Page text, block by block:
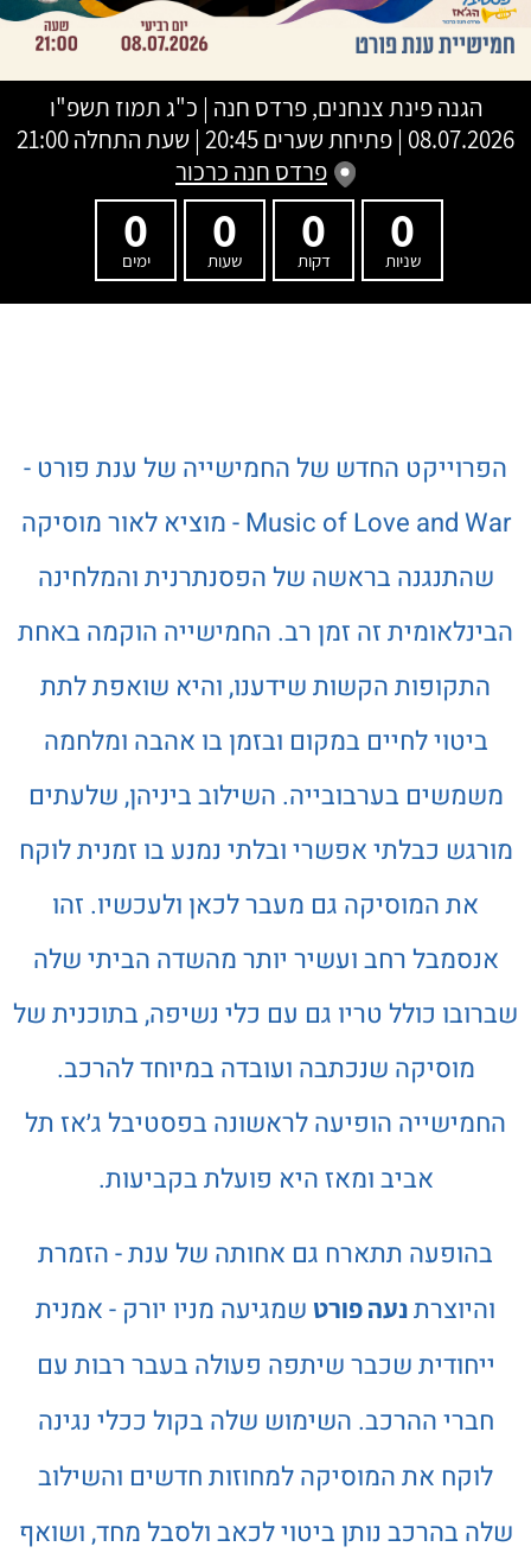
הגנה פינת צנחנים, פרדס חנה | כ"ג תמוז תשפ"ו
08.07.2026 | פתיחת שערים 20:45 | שעת התחלה 21:00
פרדס חנה כרכור
0
שניות
0
דקות
0
שעות
0
ימים
הפרוייקט החדש של החמישייה של ענת פורט -
Music of Love and War - מוציא לאור מוסיקה
שהתנגנה בראשה של הפסנתרנית והמלחינה
הבינלאומית זה זמן רב. החמישייה הוקמה באחת
התקופות הקשות שידענו, והיא שואפת לתת
ביטוי לחיים במקום ובזמן בו אהבה ומלחמה
משמשים בערבובייה. השילוב ביניהן, שלעתים
מורגש כבלתי אפשרי ובלתי נמנע בו זמנית לוקח
את המוסיקה גם מעבר לכאן ולעכשיו. זהו
אנסמבל רחב ועשיר יותר מהשדה הביתי שלה
שברובו כולל טריו גם עם כלי נשיפה, בתוכנית של
מוסיקה שנכתבה ועובדה במיוחד להרכב.
החמישייה הופיעה לראשונה בפסטיבל ג׳אז תל
אביב ומאז היא פועלת בקביעות.
בהופעה תתארח גם אחותה של ענת - הזמרת
והיוצרתנעה פורט שמגיעה מניו יורק - אמנית
ייחודית שכבר שיתפה פעולה בעבר רבות עם
חברי ההרכב. השימוש שלה בקול ככלי נגינה
לוקח את המוסיקה למחוזות חדשים והשילוב
שלה בהרכב נותן ביטוי לכאב ולסבל מחד, ושואף